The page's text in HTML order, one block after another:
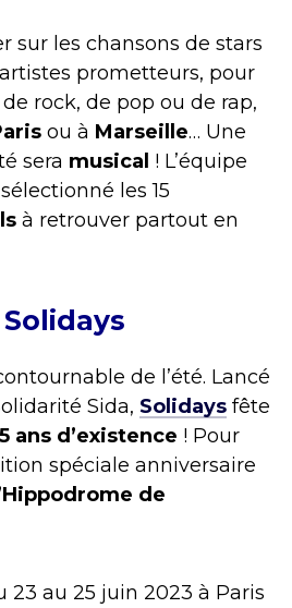
sur les chansons de stars
prometteurs, pour
rock, de pop ou de rap,
ou à Marseille… Une
sera musical ! L’équipe
les 15
à retrouver partout en
Solidays
de l’été. Lancé
Sida, Solidays fête
ans d’existence ! Pour
spéciale anniversaire
de
23 au 25 juin 2023 à Paris